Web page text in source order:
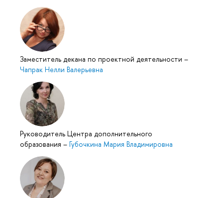
Заместитель декана по проектной деятельности –
Чапрак Нелли Валерьевна
Руководитель Центра дополнительного
образования – Губочкина Мария Владимировна